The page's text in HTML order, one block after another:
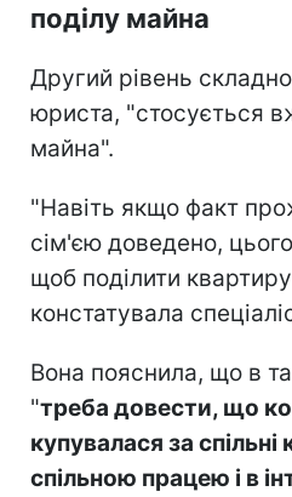
поділу майна
Другий рівень
юриста, "стосується
майна".
"Навіть якщо факт
сім'єю доведено,
щоб поділити
констатувала
Вона пояснила, що в
"треба довести, що
купувалася за
спільною працею і в